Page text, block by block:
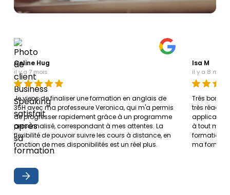
Celine Hug
il y a 7 mois
Je viens de finaliser une formation en anglais de
35H avec ma professeure Veronica, qui m'a permis
de progresser rapidement grâce à un programme
personnalisé, correspondant à mes attentes. La
flexibilité de pouvoir suivre les cours à distance, en
fonction de mes disponibilités est un réel plus.
Isa M
il y a 8 mois
Très
très
application
à tout
formation
ma